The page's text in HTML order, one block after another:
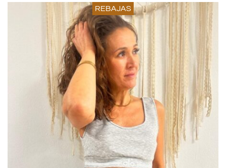
REBAJAS